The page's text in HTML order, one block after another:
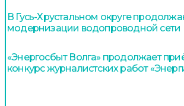
В Гусь-Хрустальном округе
модернизации водопроводной сети
«Энергосбыт Волга» продолжает
конкурс журналистских работ